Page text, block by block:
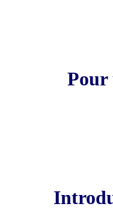
Pour